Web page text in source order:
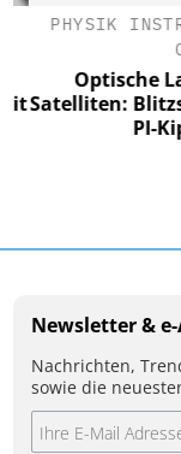
PHYSIK
Optische
Satelliten:
PI-
Newsletter &
Nachrichten,
sowie die